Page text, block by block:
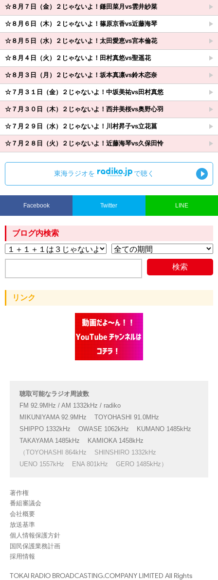
☆８月７日（金）２じゃないよ！鎌田菜月vs雲井紗菜
☆８月６日（木）２じゃないよ！篠原京香vs近藤海琴
☆８月５日（水）２じゃないよ！太田愛恵vs宮本倫花
☆８月４日（火）２じゃないよ！田村真悠vs聖遥花
☆８月３日（月）２じゃないよ！坂本真凛vs鈴木恋奈
☆７月３１日（金）２じゃないよ！中坂美祐vs田村真悠
☆７月３０日（木）２じゃないよ！西井美桜vs奥野心羽
☆７月２９日（水）２じゃないよ！川村昇子vs立花菖
☆７月２８日（火）２じゃないよ！近藤海琴vs久保田怜
東海ラジオを で聴く
Facebook Twitter LINE
ブログ内検索
リンク
聴取可能なラジオ周波数
FM 92.9MHz / AM 1332kHz / radiko
MIKUNIYAMA 92.9MHz
TOYOHASHI 91.0MHz
SHIPPO 1332kHz
OWASE 1062kHz
KUMANO 1485kHz
TAKAYAMA 1485kHz
KAMIOKA 1458kHz
（TOYOHASHI 864kHz
SHINSHIRO 1332kHz
UENO 1557kHz
ENA 801kHz GERO 1485kHz）
著作権
番組審議会
会社概要
放送基準
個人情報保護方針
国民保護業務計画
採用情報
TOKAI RADIO BROADCASTING.COMPANY LIMITED All Rights